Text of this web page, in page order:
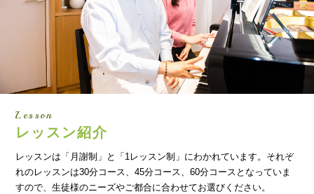
Lesson
レッスン紹介
レッスンは「月謝制」と「1レッスン制」にわかれています。それぞ
れのレッスンは30分コース、45分コース、60分コースとなっていま
すので、生徒様のニーズやご都合に合わせてお選びください。